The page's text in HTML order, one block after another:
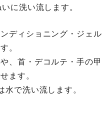
に洗い流します。
ディショニング・ジェル
。
、首・デコルテ・手の甲
ます。
で洗い流します。